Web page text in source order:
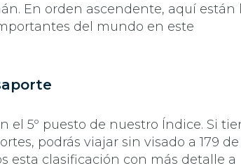
En orden ascendente, aquí están
del mundo en este
el 5º puesto de nuestro Índice. Si
podrás viajar sin visado a 179 de
esta clasificación con más detalle a